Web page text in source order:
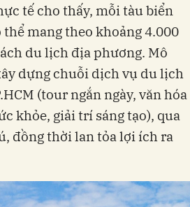
tế cho thấy, mỗi tàu biển
thể mang theo khoảng 4.000
du lịch địa phương. Mô
dựng chuỗi dịch vụ du lịch
(tour ngắn ngày, văn hóa
khỏe, giải trí sáng tạo), qua
đồng thời lan tỏa lợi ích ra